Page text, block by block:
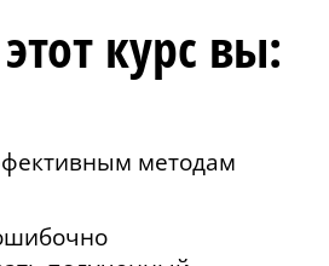
курс вы:
методам